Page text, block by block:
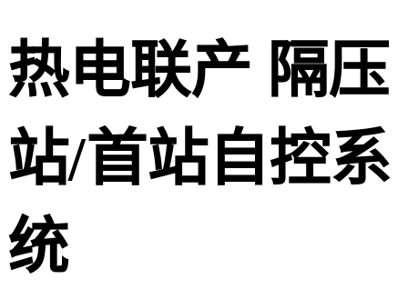
热电联产 隔压
站/首站自控系
统